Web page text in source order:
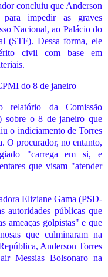
concluiu que Anderson
impedir as graves
Nacional, ao Palácio do
(STF). Dessa forma, ele
civil com base em
do 8 de janeiro
relatório da Comissão
sobre o 8 de janeiro que
o indiciamento de Torres
O procurador, no entanto,
"carrega em si, e
que visam "atender
Eliziane Gama (PSD-
autoridades públicas que
ameaças golpistas" e que
que culminaram na
Anderson Torres
Messias Bolsonaro na